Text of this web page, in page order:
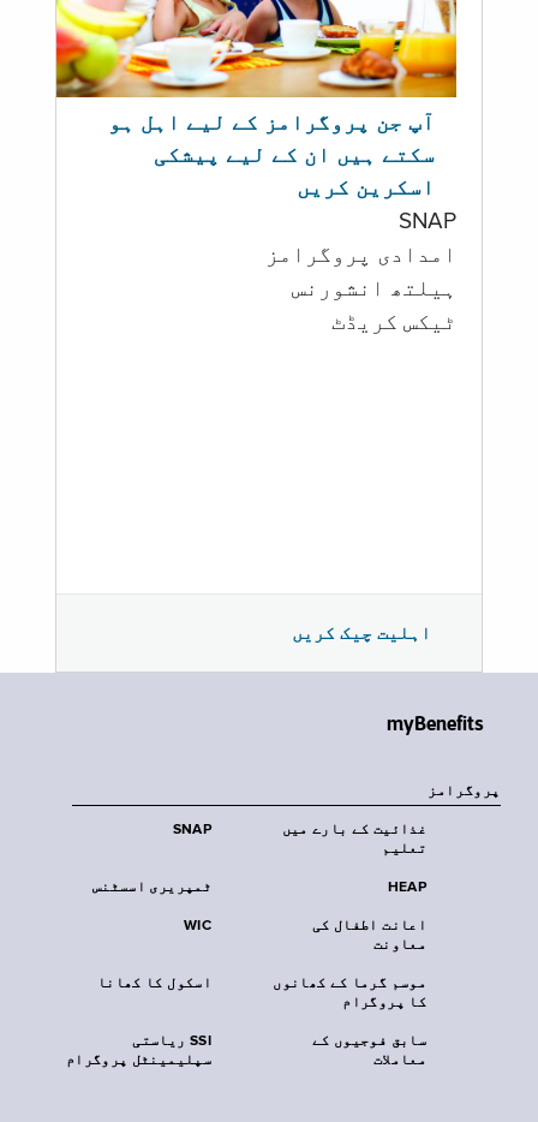
آپ جن پروگرامز کے لیے اہل ہو
سکتے ہیں ان کے لیے پیشکی
اسکرین کریں
SNAP
امدادی پروگرامز
‏ہیلتھ انشورنس
ٹیکس کریڈٹ
اہلیت چیک کریں
myBenefits
پروگرامز
SNAP
غذائیت کے بارے میں
تعلیم
ٹمپریری اسسٹنس HEAP
WIC
اعانت اطفال کی
معاونت
اسکول کا کھانا
موسم گرما کے کھانوں
کا پروگرام
SSI ریاستی
سپلیمینٹل پروگرام
سابق فوجیوں کے
معاملات